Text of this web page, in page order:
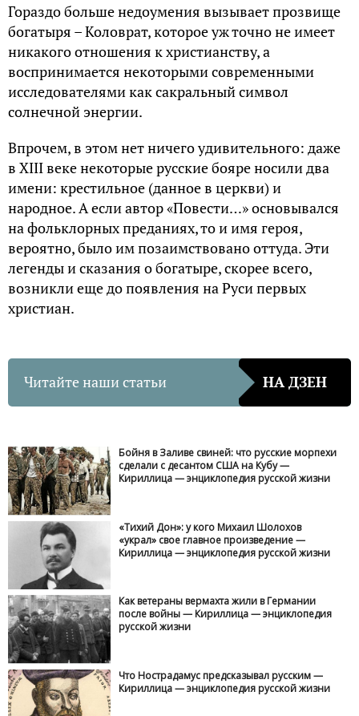
Гораздо больше недоумения вызывает прозвище
богатыря – Коловрат, которое уж точно не имеет
никакого отношения к христианству, а
воспринимается некоторыми современными
исследователями как сакральный символ
солнечной энергии.
Впрочем, в этом нет ничего удивительного: даже
в XIII веке некоторые русские бояре носили два
имени: крестильное (данное в церкви) и
народное. А если автор «Повести…» основывался
на фольклорных преданиях, то и имя героя,
вероятно, было им позаимствовано оттуда. Эти
легенды и сказания о богатыре, скорее всего,
возникли еще до появления на Руси первых
христиан.
Читайте наши статьи НА ДЗЕН
Бойня в Заливе свиней: что русские морпехи
сделали с десантом США на Кубу —
Кириллица — энциклопедия русской жизни
«Тихий Дон»: у кого Михаил Шолохов
«украл» свое главное произведение —
Кириллица — энциклопедия русской жизни
Как ветераны вермахта жили в Германии
после войны — Кириллица — энциклопедия
русской жизни
Что Нострадамус предсказывал русским —
Кириллица — энциклопедия русской жизни